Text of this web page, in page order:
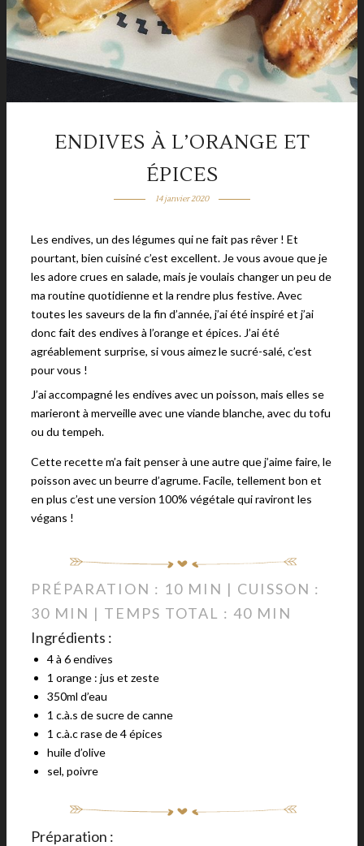
ENDIVES À L’ORANGE ET
ÉPICES
14 janvier 2020
Les endives, un des légumes qui ne fait pas rêver ! Et
pourtant, bien cuisiné c’est excellent. Je vous avoue que je
les adore crues en salade, mais je voulais changer un peu de
ma routine quotidienne et la rendre plus festive. Avec
toutes les saveurs de la fin d’année, j’ai été inspiré et j’ai
donc fait des endives à l’orange et épices. J’ai été
agréablement surprise, si vous aimez le sucré-salé, c’est
pour vous !
J’ai accompagné les endives avec un poisson, mais elles se
marieront à merveille avec une viande blanche, avec du tofu
ou du tempeh.
Cette recette m’a fait penser à une autre que j’aime faire, le
poisson avec un beurre d’agrume. Facile, tellement bon et
en plus c’est une version 100% végétale qui raviront les
végans !
PRÉPARATION : 10 MIN | CUISSON :
30 MIN | TEMPS TOTAL : 40 MIN
Ingrédients :
4 à 6 endives
1 orange : jus et zeste
350ml d’eau
1 c.à.s de sucre de canne
1 c.à.c rase de 4 épices
huile d’olive
sel, poivre
Préparation :